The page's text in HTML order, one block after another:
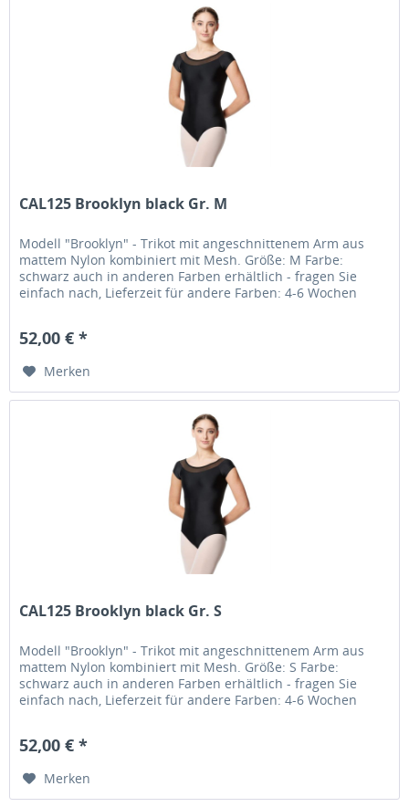
CAL125 Brooklyn black Gr. M
Modell "Brooklyn" - Trikot mit angeschnittenem Arm aus
mattem Nylon kombiniert mit Mesh. Größe: M Farbe:
schwarz auch in anderen Farben erhältlich - fragen Sie
einfach nach, Lieferzeit für andere Farben: 4-6 Wochen
52,00 € *
Merken
CAL125 Brooklyn black Gr. S
Modell "Brooklyn" - Trikot mit angeschnittenem Arm aus
mattem Nylon kombiniert mit Mesh. Größe: S Farbe:
schwarz auch in anderen Farben erhältlich - fragen Sie
einfach nach, Lieferzeit für andere Farben: 4-6 Wochen
52,00 € *
Merken